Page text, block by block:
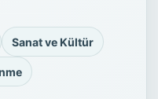
Sanat ve Kültür